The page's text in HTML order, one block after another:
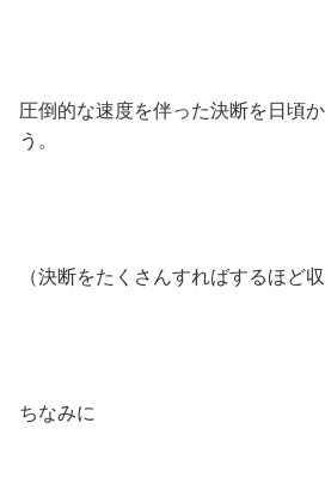
圧倒的な速度を伴った決断を日頃
う。
（決断をたくさんすればするほど
ちなみに